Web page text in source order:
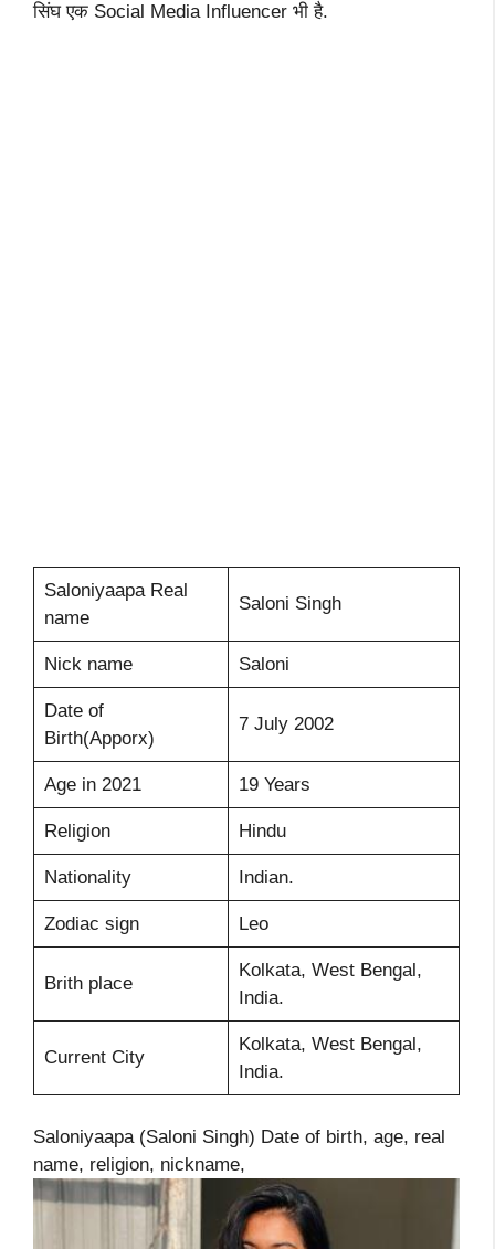
सिंघ एक Social Media Influencer भी है.
Saloniyaapa Real
name
Saloni Singh
Nick name Saloni
Date of
Birth(Apporx)
7 July 2002
Age in 2021 19 Years
Religion Hindu
Nationality Indian.
Zodiac sign Leo
Brith place
Kolkata, West Bengal,
India.
Current City
Kolkata, West Bengal,
India.
Saloniyaapa (Saloni Singh) Date of birth, age, real
name, religion, nickname,